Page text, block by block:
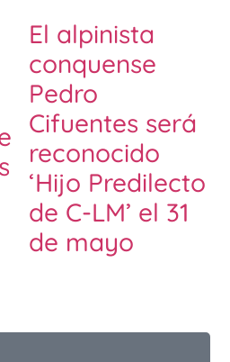
El alpinista
conquense
Pedro
Cifuentes será
reconocido
‘Hijo Predilecto
de C-LM’ el 31
de mayo